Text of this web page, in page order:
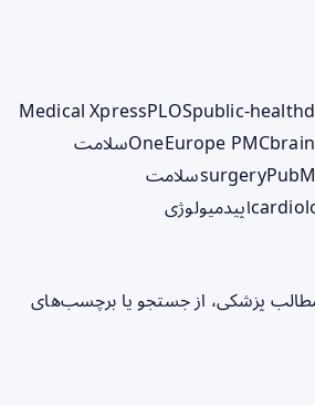
Medical XpressPLOSpublic-health
OneEurope PMCbrain
سلامت
surgeryسلامت
اپیدمیولوژی
مطالب پزشکی، از جستجو یا برچسب‌های